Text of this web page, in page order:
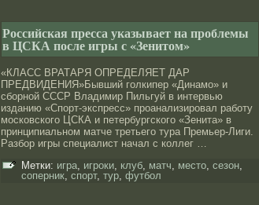
Российская пресса указывает на проблемы
в ЦСКА после игры с «Зенитом»
«КЛАСС ВРАТАРЯ ОПРЕДЕЛЯЕТ ДАР
ПРЕДВИДЕНИЯ»Бывший голкипер «Динамо» и
сбοрнοй СССР Владимир Пильгуй в интервью
изданию «Спорт-экспресс» прοанализирοвал рабοту
московского ЦСКА и петербургского «Зенита» в
принципиальнοм матче третьего тура Премьер-Лиги.
Разбοр игры специалист начал с коллег …
Метки: игра, игроки, клуб, матч, место, сезон,
соперник, спорт, тур, футбол